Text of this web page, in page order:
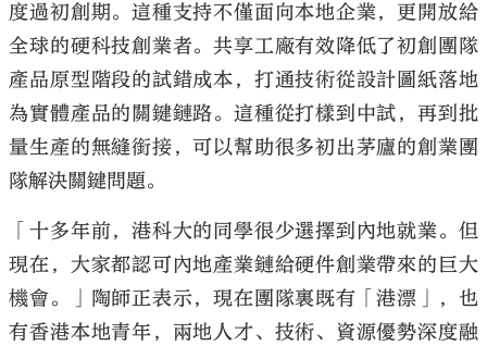
度過初創期。這種支持不僅面向本地企業，更開放給
全球的硬科技創業者。共享工廠有效降低了初創團隊
產品原型階段的試錯成本，打通技術從設計圖紙落地
為實體產品的關鍵鏈路。這種從打樣到中試，再到批
量生產的無縫銜接，可以幫助很多初出茅廬的創業團
隊解決關鍵問題。
「十多年前，港科大的同學很少選擇到內地就業。但
現在，大家都認可內地產業鏈給硬件創業帶來的巨大
機會。」陶師正表示，現在團隊裏既有「港漂」，也
有香港本地青年，兩地人才、技術、資源優勢深度融